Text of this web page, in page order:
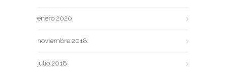
enero 2020
noviembre 2018
julio 2018